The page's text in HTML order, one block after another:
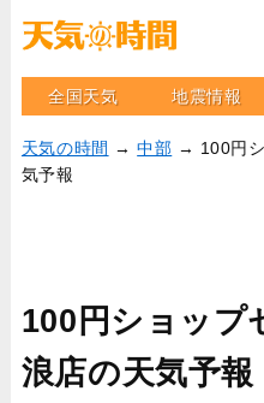
全国天気 地震情報
天気の時間 →中部 → 100円
気予報
100円ショップ
浪店の天気予報